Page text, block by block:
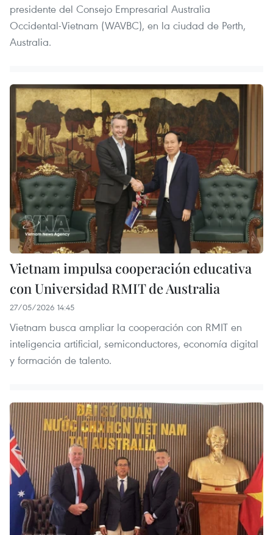
presidente del Consejo Empresarial Australia
Occidental-Vietnam (WAVBC), en la ciudad de Perth,
Australia.
Vietnam impulsa cooperación educativa
con Universidad RMIT de Australia
27/05/2026 14:45
Vietnam busca ampliar la cooperación con RMIT en
inteligencia artificial, semiconductores, economía digital
y formación de talento.